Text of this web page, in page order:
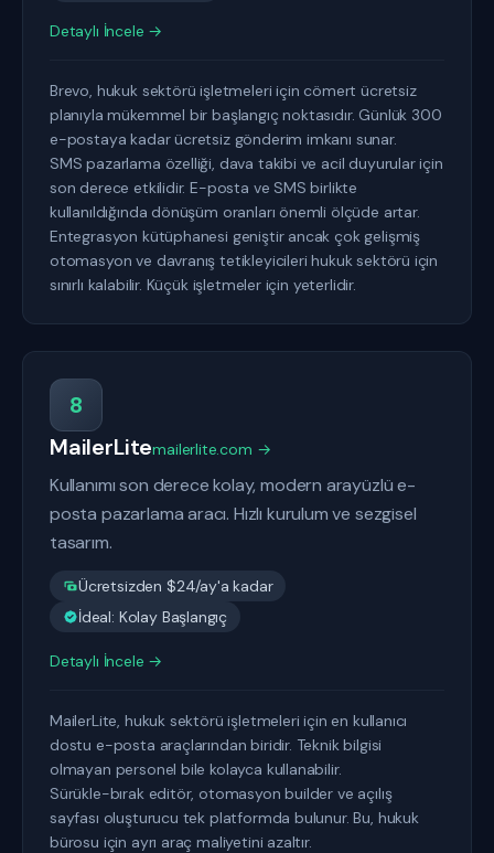
Detaylı İncele →
Brevo, hukuk sektörü işletmeleri için cömert ücretsiz
planıyla mükemmel bir başlangıç noktasıdır. Günlük 300
e-postaya kadar ücretsiz gönderim imkanı sunar.
SMS pazarlama özelliği, dava takibi ve acil duyurular için
son derece etkilidir. E-posta ve SMS birlikte
kullanıldığında dönüşüm oranları önemli ölçüde artar.
Entegrasyon kütüphanesi geniştir ancak çok gelişmiş
otomasyon ve davranış tetikleyicileri hukuk sektörü için
sınırlı kalabilir. Küçük işletmeler için yeterlidir.
8
MailerLitemailerlite.com →
Kullanımı son derece kolay, modern arayüzlü e-
posta pazarlama aracı. Hızlı kurulum ve sezgisel
tasarım.
Ücretsizden $24/ay'a kadar
İdeal: Kolay Başlangıç
Detaylı İncele →
MailerLite, hukuk sektörü işletmeleri için en kullanıcı
dostu e-posta araçlarından biridir. Teknik bilgisi
olmayan personel bile kolayca kullanabilir.
Sürükle-bırak editör, otomasyon builder ve açılış
sayfası oluşturucu tek platformda bulunur. Bu, hukuk
bürosu için ayrı araç maliyetini azaltır.